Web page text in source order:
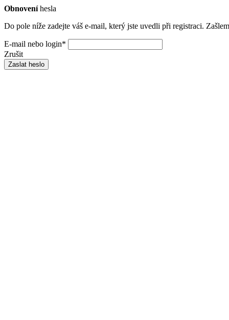
Obnoveníhesla
Do pole níže zadejte váš e-mail, který jste uvedli při registraci.
E-mail nebo login*
Zrušit
Zaslat heslo